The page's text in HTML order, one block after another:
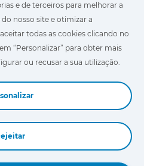
e de terceiros para melhorar a
do nosso site e para otimizar a
clicar em"Configurações"para
seu uso.
e de terceiros para melhorar a
nosso site e otimizar a
todas as cookies clicando no
“Personalizar” para obter mais
ou recusar a sua utilização.